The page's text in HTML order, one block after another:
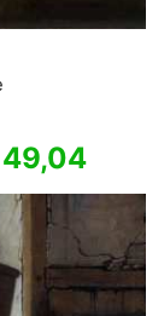
49,04